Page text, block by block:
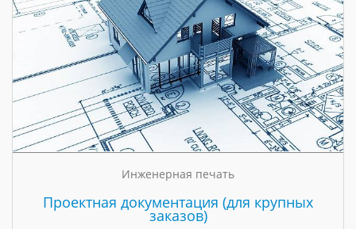
Инженерная печать
Проектная документация (для крупных
заказов)